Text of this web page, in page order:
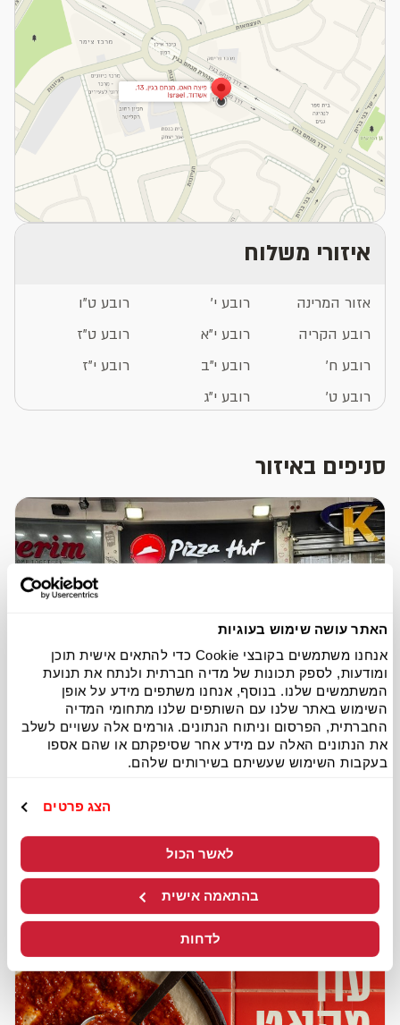
האתר עושה שימוש בעוגיות
אנחנו משתמשים בקובצי Cookie כדי להתאים אישית תוכן
ומודעות, לספק תכונות של מדיה חברתית ולנתח את תנועת
המשתמשים שלנו. בנוסף, אנחנו משתפים מידע על אופן
השימוש באתר שלנו עם השותפים שלנו מתחומי המדיה
החברתית, הפרסום וניתוח הנתונים. גורמים אלה עשויים לשלב
את הנתונים האלה עם מידע אחר שסיפקתם או שהם אספו
בעקבות השימוש שעשיתם בשירותים שלהם.
הצג פרטים
לאשר הכול
בהתאמה אישית
לדחות
איזורי משלוח
אזור המרינה
רובע הקריה
רובע ח'
רובע ט'
רובע י'
רובע י"א
רובע י"ב
רובע י"ג
רובע ט"ו
רובע ט"ז
רובע י"ז
סניפים באיזור
אשקלון
אלי כהן 21, אשקלון
לפרטים נוספים להזמנה